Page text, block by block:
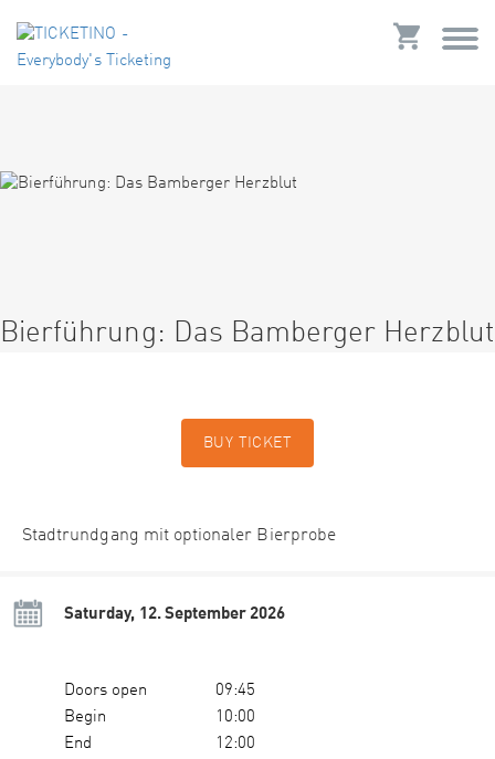
Bierführung: Das Bamberger Herzblut
BUY TICKET
Stadtrundgang mit optionaler Bierprobe
Saturday, 12. September 2026
Doors open
09:45
Begin
10:00
End
12:00